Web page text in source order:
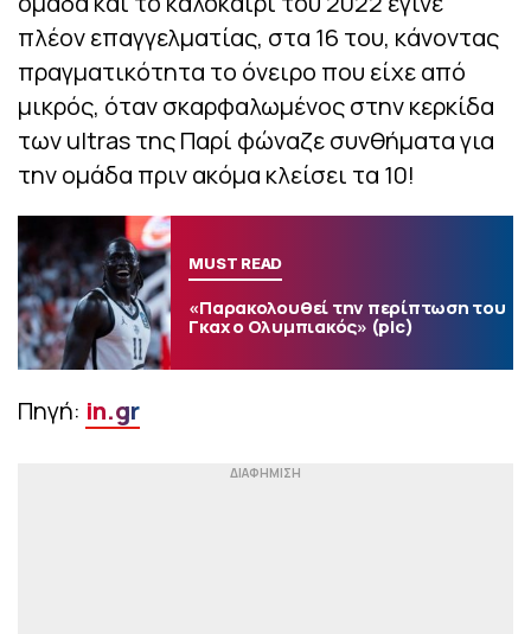
πλέον επαγγελματίας, στα 16 του, κάνοντας
πραγματικότητα το όνειρο που είχε από
μικρός, όταν σκαρφαλωμένος στην κερκίδα
των ultras της Παρί φώναζε συνθήματα για
την ομάδα πριν ακόμα κλείσει τα 10!
MUST READ
«Παρακολουθεί την περίπτωση του
Γκαχ ο Ολυμπιακός» (pic)
Πηγή: in.gr